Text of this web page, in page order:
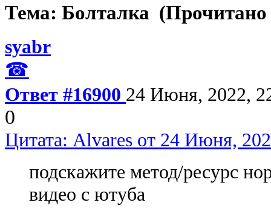
Тема: Болталка (Прочитано
syabr
☎
Ответ #16900 24 Июня, 2022,
0
Цитата: Alvares от 24 Июня,
подскажите метод/ресурс
видео с ютуба